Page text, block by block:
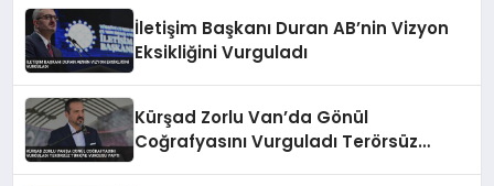
İletişim Başkanı Duran AB’nin Vizyon
Eksikliğini Vurguladı
Kürşad Zorlu Van’da Gönül
Coğrafyasını Vurguladı Terörsüz